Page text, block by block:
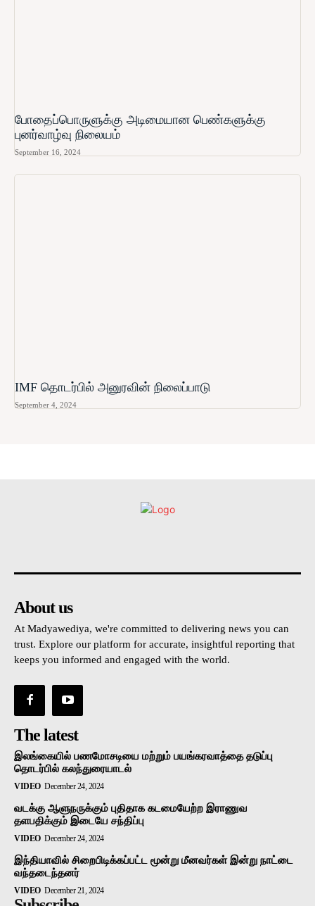
போதைப்பொருளுக்கு அடிமையான பெண்களுக்கு
புனர்வாழ்வு நிலையம்
September 16, 2024
IMF தொடர்பில் அனுரவின் நிலைப்பாடு
September 4, 2024
About us
At Madyawediya, we're committed to delivering news you can
trust. Explore our platform for accurate, insightful reporting that
keeps you informed and engaged with the world.
The latest
இலங்கையில் பணமோசடியை மற்றும் பயங்கரவாத்தை தடுப்பு
தொடர்பில் கலந்துரையாடல்
VIDEO December 24, 2024
வடக்கு ஆளுநருக்கும் புதிதாக கடமையேற்ற இராணுவ
தளபதிக்கும் இடையே சந்திப்பு
VIDEO December 24, 2024
இந்தியாவில் சிறைபிடிக்கப்பட்ட மூன்று மீனவர்கள் இன்று நாட்டை
வந்தடைந்தனர்
VIDEO December 21, 2024